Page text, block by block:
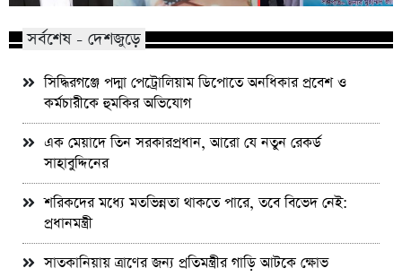
সর্বশেষ - দেশজুড়ে
সিদ্ধিরগঞ্জে পদ্মা পেট্রোলিয়াম ডিপোতে অনধিকার প্রবেশ ও
কর্মচারীকে হুমকির অভিযোগ
এক মেয়াদে তিন সরকারপ্রধান, আরো যে নতুন রেকর্ড
সাহাবুদ্দিনের
শরিকদের মধ্যে মতভিন্নতা থাকতে পারে, তবে বিভেদ নেই:
প্রধানমন্ত্রী
সাতকানিয়ায় ত্রাণের জন্য প্রতিমন্ত্রীর গাড়ি আটকে ক্ষোভ